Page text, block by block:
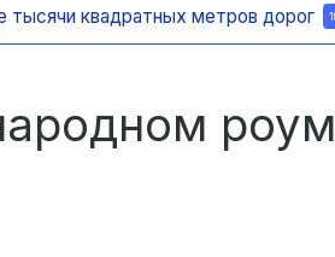
тысячи квадратных метров дорог